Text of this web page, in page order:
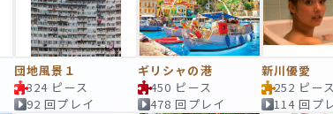
団地風景１
324 ピース
92 回プレイ
ギリシャの港
450 ピース
478 回プレイ
新川優愛
252 ピース
114 回プ